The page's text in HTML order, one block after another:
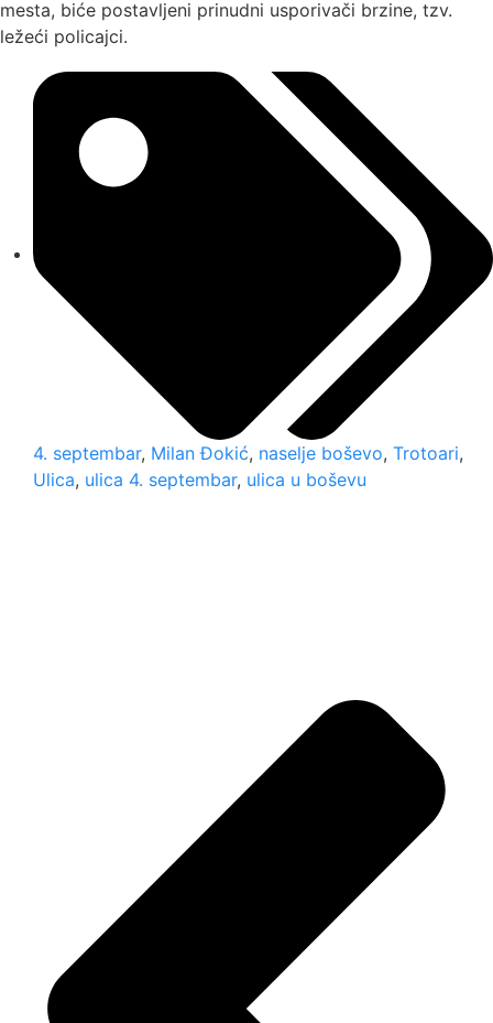
mesta, biće postavljeni prinudni usporivači brzine, tzv.
ležeći policajci.
4. septembar, Milan Đokić, naselje boševo, Trotoari,
Ulica, ulica 4. septembar, ulica u boševu